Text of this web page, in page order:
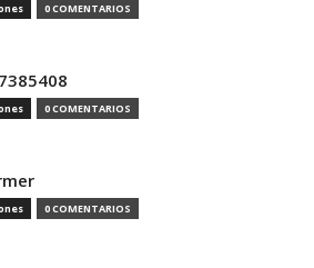
0 COMENTARIOS
0 COMENTARIOS
0 COMENTARIOS